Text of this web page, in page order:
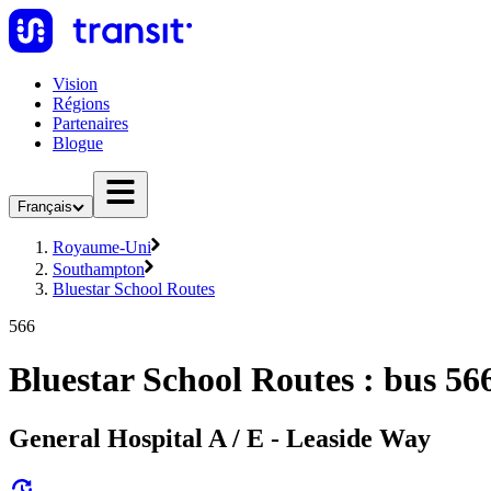
Vision
Régions
Partenaires
Blogue
Français
Royaume-Uni
Southampton
Bluestar School Routes
566
Bluestar School Routes : bus
General Hospital A / E - Leaside Way